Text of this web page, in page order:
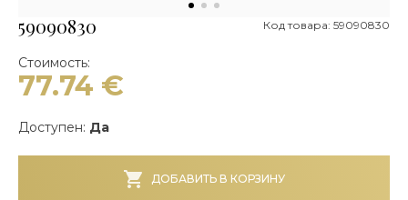
59090830 Код товара: 59090830
Стоимость:
77.74 €
Доступен: Да
ДОБАВИТЬ В КОРЗИНУ